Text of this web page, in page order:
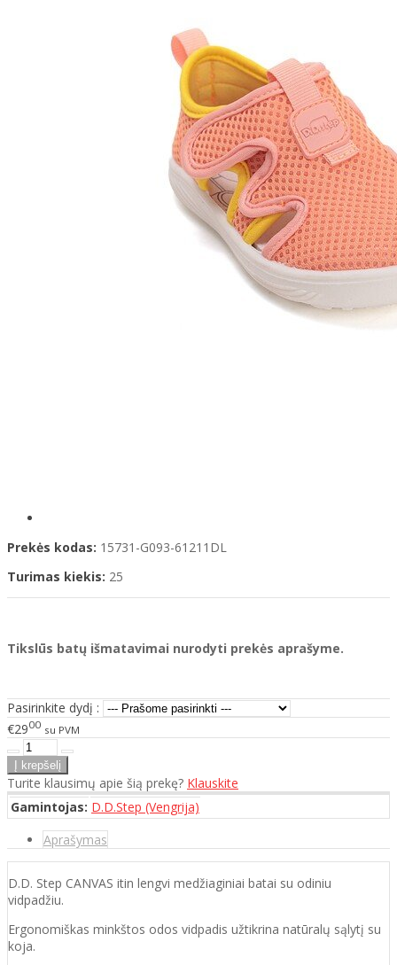
Prekės kodas: 15731-G093-61211DL
Turimas kiekis: 25
Tikslūs batų išmatavimai nurodyti prekės aprašyme.
Pasirinkite dydį :
€2900 su PVM
Turite klausimų apie šią prekę? Klauskite
Gamintojas: D.D.Step (Vengrija)
Aprašymas
D.D. Step CANVAS itin lengvi medžiaginiai batai su odiniu
vidpadžiu.
Ergonomiškas minkštos odos vidpadis užtikrina natūralų sąlytį su
koja.